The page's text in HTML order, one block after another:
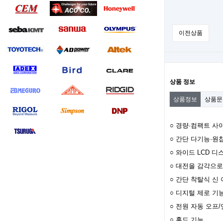
이전상품
상품 정보
상품정보 상품
○ 경량·컴팩트 사
○ 간단 다기능·원
○ 와이드 LCD 디
○ 대전을 감각으
○ 간단 착탈식 신
○ 디지털 제로 기
○ 전원 자동 오프/